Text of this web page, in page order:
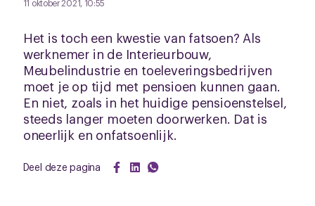
11 oktober 2021, 10:55
Het is toch een kwestie van fatsoen? Als
werknemer in de Interieurbouw,
Meubelindustrie en toeleveringsbedrijven
moet je op tijd met pensioen kunnen gaan.
En niet, zoals in het huidige pensioenstelsel,
steeds langer moeten doorwerken. Dat is
oneerlijk en onfatsoenlijk.
Deel deze pagina